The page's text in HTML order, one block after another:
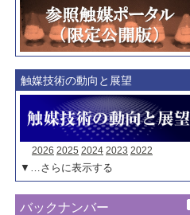
年度
記事種別
マーク：
マークあり
触媒技術の動向と展望
2026 2025 2024 2023 2022
▼…さらに表示する
バックナンバー